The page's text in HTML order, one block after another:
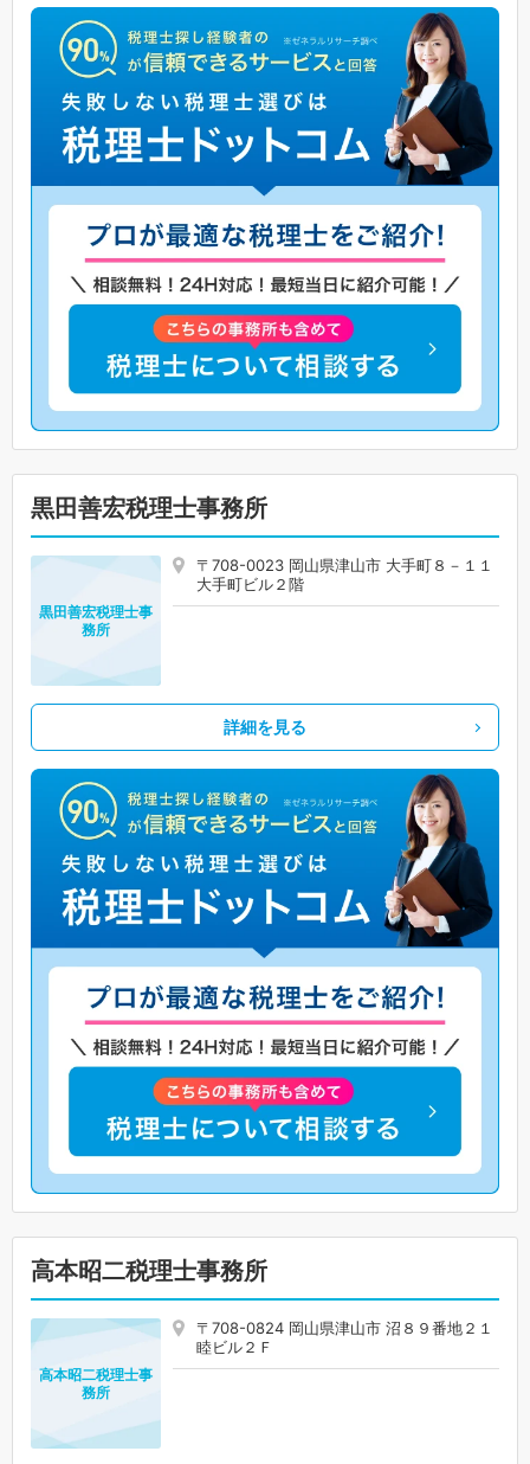
黒田善宏税理士事務所
〒708-0023 岡山県津山市 大手町８－１１
大手町ビル２階
黒田善宏税理士事
務所
詳細を見る
高本昭二税理士事務所
〒708-0824 岡山県津山市 沼８９番地２１
睦ビル２Ｆ
高本昭二税理士事
務所